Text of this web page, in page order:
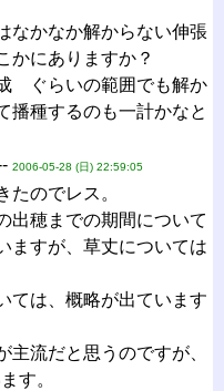
なかなか解からない伸張
かにありますか？
ぐらいの範囲でも解か
播種するのも一計かなと
2006-05-28 (日) 22:59:05
たのでレス。
出穂までの期間について
ますが、草丈については
ては、概略が出ています
主流だと思うのですが、
す。